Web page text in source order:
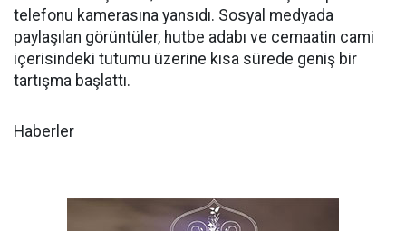
telefonu kamerasına yansıdı. Sosyal medyada
paylaşılan görüntüler, hutbe adabı ve cemaatin cami
içerisindeki tutumu üzerine kısa sürede geniş bir
tartışma başlattı.
Haberler